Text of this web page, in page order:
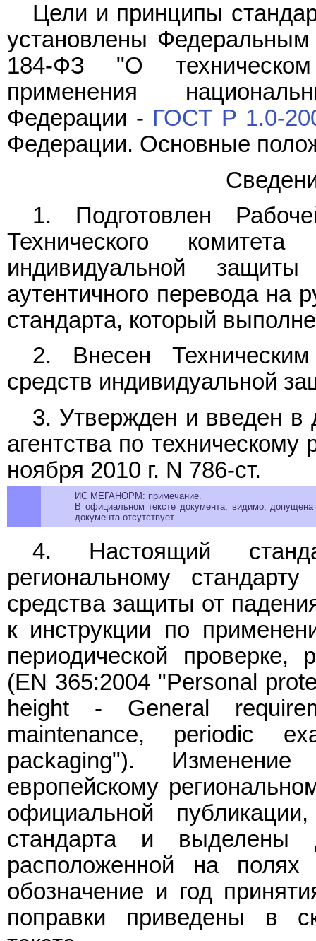
Цели и принципы
установлены
184-ФЗ "О
применения
Федерации - ГОСТ Р 1.0-
Федерации. Основные
1. Подготовлен
Технического
индивидуальной
аутентичного перевода на
стандарта, который
2. Внесен
средств индивидуальной
3. Утвержден и введен в
агентства по
ноября 2010 г. N 786-ст.
ИС МЕГАНОРМ: примечание.
В официальном тексте документа, видимо,
документа отсутствует.
4. Настоящий
региональному
средства защиты от
к инструкции по
периодической проверке,
(EN 365:2004 "Personal
height - General
maintenance, periodic
packaging").
европейскому
официальной
стандарта и выделены
расположенной на полях
обозначение и год
поправки приведены в